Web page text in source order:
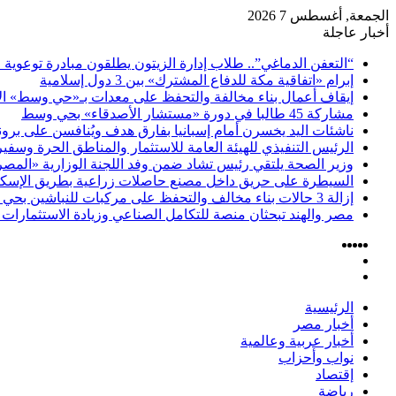
الجمعة, أغسطس 7 2026
أخبار عاجلة
“التعفن الدماغي”.. طلاب إدارة الزيتون يطلقون مبادرة
إبرام «اتفاقية مكة للدفاع المشترك» بين 3 دول إسلامية
إيقاف أعمال بناء مخالفة والتحفظ على معدات بـ«حي وسط»
مشاركة 45 طالبا في دورة «مستشار الأصدقاء» بحي وسط
ناشئات اليد يخسرن أمام إسبانيا بفارق هدف ويُنافسن على
الرئيس التنفيذي للهيئة العامة للاستثمار والمناطق الحرة
وزير الصحة يلتقي رئيس تشاد ضمن وفد اللجنة الوزارية
السيطرة على حريق داخل مصنع حاصلات زراعية بطريق
إزالة 3 حالات بناء مخالف والتحفظ على مركبات للنباشين بحي العامرية أول بالإسكندرية
مصر والهند تبحثان منصة للتكامل الصناعي وزيادة الاستثمارات
فيسبوك
‫X
‫YouTube
جانبي
الرئيسية
أخبار مصر
أخبار عربية وعالمية
نواب وأحزاب
إقتصاد
رياضة